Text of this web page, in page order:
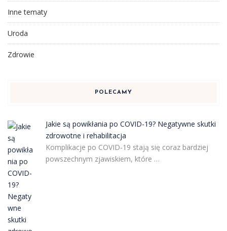
Inne tematy
Uroda
Zdrowie
POLECAMY
Jakie są powikłania po COVID-19? Negatywne skutki
zdrowotne i rehabilitacja
Komplikacje po COVID-19 stają się coraz bardziej
powszechnym zjawiskiem, które …